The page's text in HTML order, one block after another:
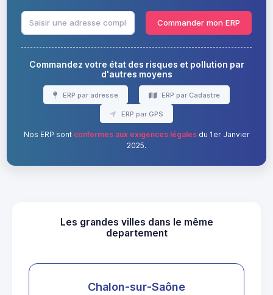
Commander mon ERP
Commandez votre état des risques et pollution par
d'autres moyens
ERP par adresse ERP par Cadastre
ERP par GPS
Nos ERP sont conformes aux exigences légalesdu 1er Janvier
2025.
Les grandes villes dans le même
departement
Chalon-sur-Saône